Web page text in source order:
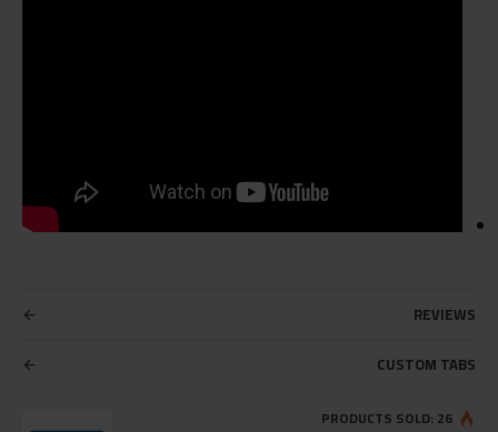
REVIEWS
CUSTOM TABS
PRODUCTS SOLD: 26